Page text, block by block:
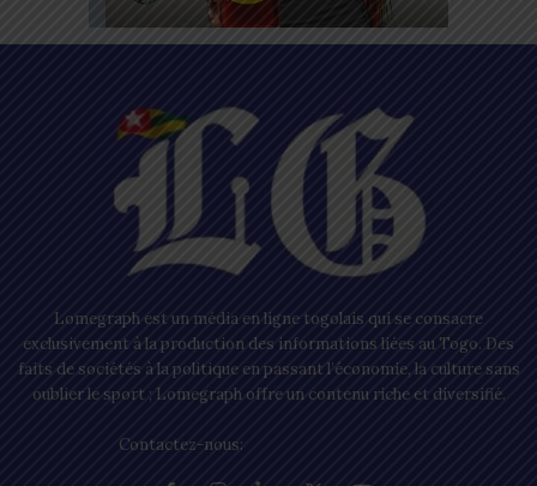
Lomegraph est un média en ligne togolais qui se consacre
exclusivement à la production des informations liées au Togo. Des
faits de sociétés à la politique en passant l’économie, la culture sans
oublier le sport ; Lomegraph offre un contenu riche et diversifié.
Contactez-nous: